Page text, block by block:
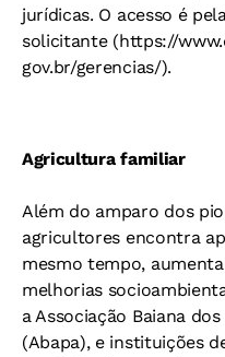
jurídicas. O acesso é
solicitante (https://
gov.br/gerencias/).
Agricultura familiar
Além do amparo dos
agricultores encontra
mesmo tempo,
melhorias
a Associação Baiana
(Abapa), e instituições